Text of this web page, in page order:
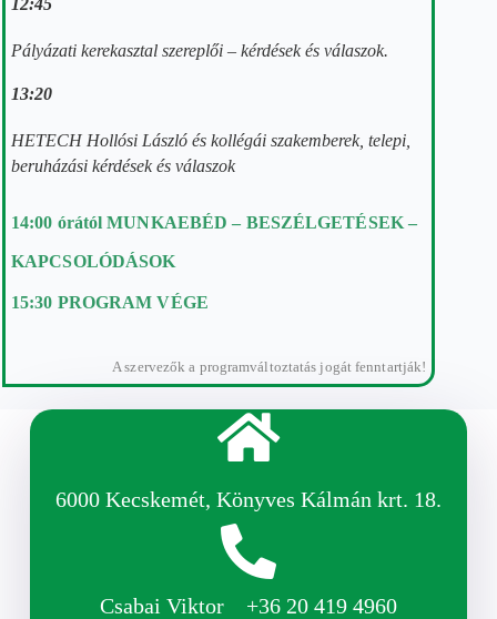
12:45
Pályázati kerekasztal szereplői – kérdések és válaszok.
13:20
HETECH Hollósi László és kollégái szakemberek, telepi,
beruházási kérdések és válaszok
14:00 órától MUNKAEBÉD – BESZÉLGETÉSEK –
KAPCSOLÓDÁSOK
15:30 PROGRAM VÉGE
A szervezők a programváltoztatás jogát fenntartják!
6000 Kecskemét, Könyves Kálmán krt. 18.
Csabai Viktor +36 20 419 4960